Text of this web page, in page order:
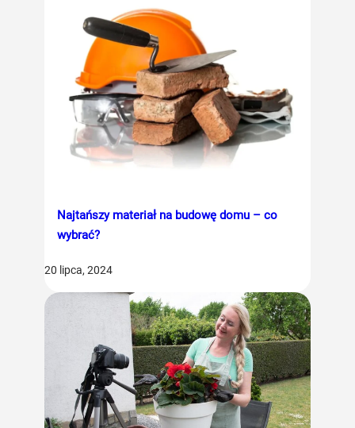
Najtańszy materiał na budowę domu – co
wybrać?
20 lipca, 2024